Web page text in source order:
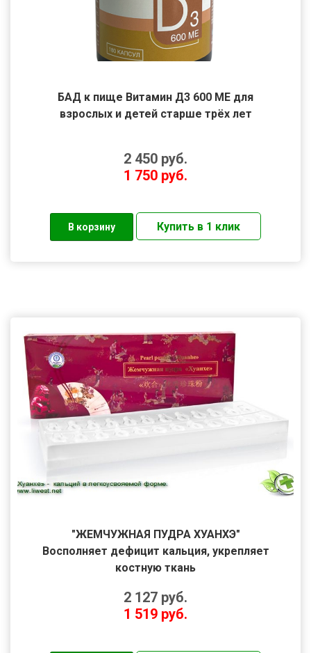
БАД к пище Витамин Д3 600 МЕ для
взрослых и детей старше трёх лет
2 450 руб.
1 750 руб.
"ЖЕМЧУЖНАЯ ПУДРА ХУАНХЭ"
Восполняет дефицит кальция, укрепляет
костную ткань
2 127 руб.
1 519 руб.